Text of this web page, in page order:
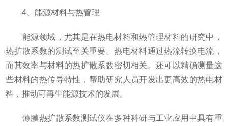
4、能源材料与热管理
能源领域，尤其是在热电材料和热管理材料的研究中，
热扩散系数的测试至关重要。热电材料通过热流转换电流，
而其效率与材料的热扩散系数密切相关。还可以精确测量这
些材料的热传导特性，帮助研究人员开发出更高效的热电材
料，推动可再生能源技术的发展。
薄膜热扩散系数测试仪在多种科研与工业应用中具有重